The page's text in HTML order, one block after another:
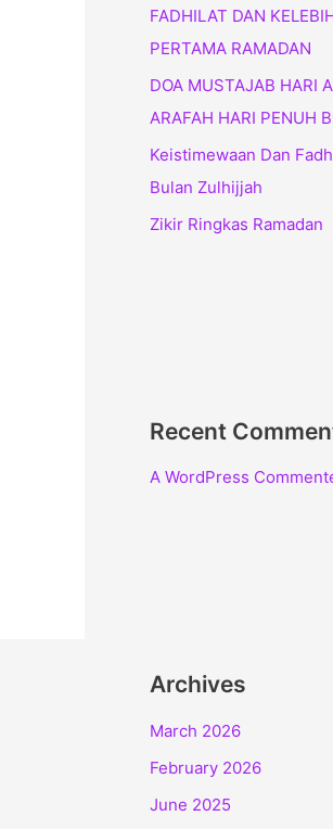
FADHILAT DAN
PERTAMA RAMADAN
DOA MUSTAJAB HARI
ARAFAH HARI PENUH
Keistimewaan Dan
Bulan Zulhijjah
Zikir Ringkas Ramadan
Recent
A WordPress
Archives
March 2026
February 2026
June 2025